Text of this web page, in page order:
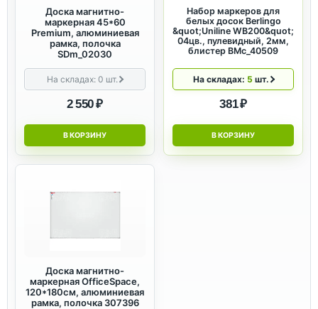
Доска магнитно-
маркерная 45*60
Premium, алюминиевая
рамка, полочка
SDm_02030
На складах:0 шт.
2 550 ₽
В КОРЗИНУ
Набор маркеров для
белых досок Berlingo
&quot;Uniline WB200&quot;
04цв., пулевидный, 2мм,
блистер BMc_40509
На складах: 5 шт.
381 ₽
В КОРЗИНУ
Доска магнитно-
маркерная OfficeSpace,
120*180см, алюминиевая
рамка, полочка 307396